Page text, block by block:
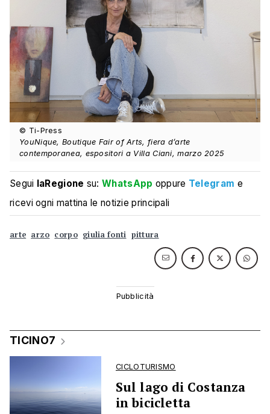
© Ti-Press
YouNique, Boutique Fair of Arts, fiera d’arte
contemporanea, espositori a Villa Ciani, marzo 2025
Segui laRegione su:WhatsApp oppure Telegram e
ricevi ogni mattina le notizie principali
arte arzo corpo giulia fonti pittura
TICINO7
CICLOTURISMO
Sul lago di Costanza
in bicicletta